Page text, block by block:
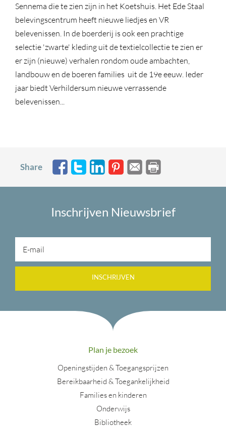
Sennema die te zien zijn in het Koetshuis. Het Ede Staal
belevingscentrum heeft nieuwe liedjes en VR
belevenissen. In de boerderij is ook een prachtige
selectie 'zwarte' kleding uit de textielcollectie te zien er
er zijn (nieuwe) verhalen rondom oude ambachten,
landbouw en de boeren families uit de 19e eeuw. Ieder
jaar biedt Verhildersum nieuwe verrassende
belevenissen...
Share
Inschrijven Nieuwsbrief
INSCHRIJVEN
Plan je bezoek
Openingstijden & Toegangsprijzen
Bereikbaarheid & Toegankelijkheid
Families en kinderen
Onderwijs
Bibliotheek